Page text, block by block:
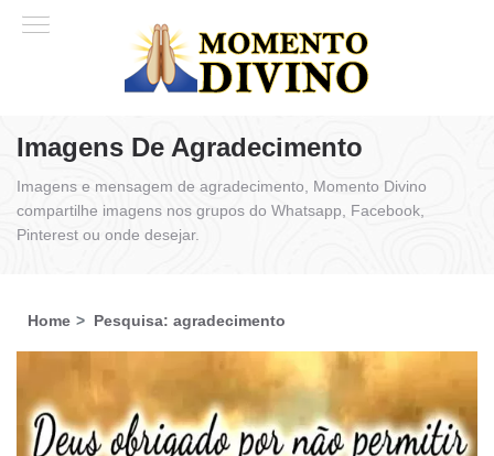
Imagens De Agradecimento
Imagens e mensagem de agradecimento, Momento Divino
compartilhe imagens nos grupos do Whatsapp, Facebook,
Pinterest ou onde desejar.
Home Pesquisa: agradecimento